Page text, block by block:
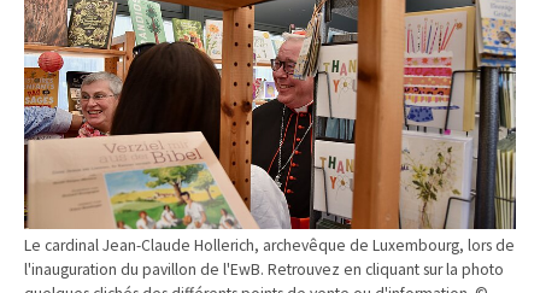
Le cardinal Jean-Claude Hollerich, archevêque de Luxembourg, lors de
l'inauguration du pavillon de l'EwB. Retrouvez en cliquant sur la photo